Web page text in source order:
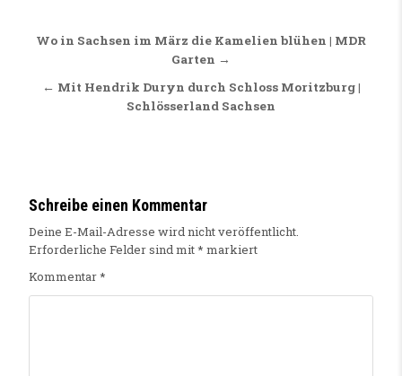
Beitragsnavigation
Wo in Sachsen im März die Kamelien blühen | MDR
Garten →
← Mit Hendrik Duryn durch Schloss Moritzburg |
Schlösserland Sachsen
Schreibe einen Kommentar
Deine E-Mail-Adresse wird nicht veröffentlicht.
Erforderliche Felder sind mit* markiert
Kommentar*